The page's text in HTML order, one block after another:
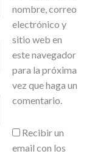
nombre, correo
electrónico y
sitio web en
este navegador
para la próxima
vez que haga un
comentario.
Recibir un
email con los